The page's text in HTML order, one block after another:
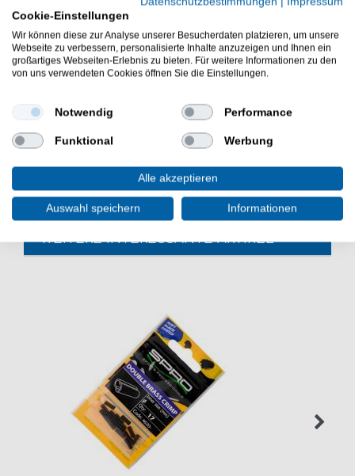
Durchmesser: 0,39mm
Tragkraft: 67kg
Farbe: multicolor (Multicolor = 5 Farbwechsel - alle 10m ein
Farbwechsel - blau, grün, gelb, rot, weiß)
WFT KG STRONG Schnur 1000m 0,39mm 67kg
multicolor - Geflochtene Schnur zum Meeresangeln in
Norwegen, Island und Dänemark auf Dorsch, Heilbutt,
Leng und Seelachs.
WEITERE INTERESSANTE ARTIKEL
Cookie-Einstellungen
Wir können diese zur Analyse unserer Besucherdaten platzieren, um unsere
Webseite zu verbessern, personalisierte Inhalte anzuzeigen und Ihnen ein
großartiges Webseiten-Erlebnis zu bieten. Für weitere Informationen zu den
von uns verwendeten Cookies öffnen Sie die Einstellungen.
Notwendig Performance
Funktional Werbung
Alle akzeptieren
Auswahl speichern Informationen